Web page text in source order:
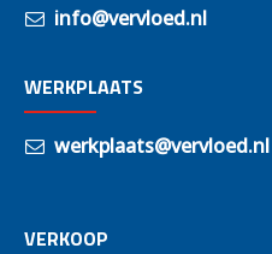
info@vervloed.nl
WERKPLAATS
werkplaats@vervloed.nl
VERKOOP